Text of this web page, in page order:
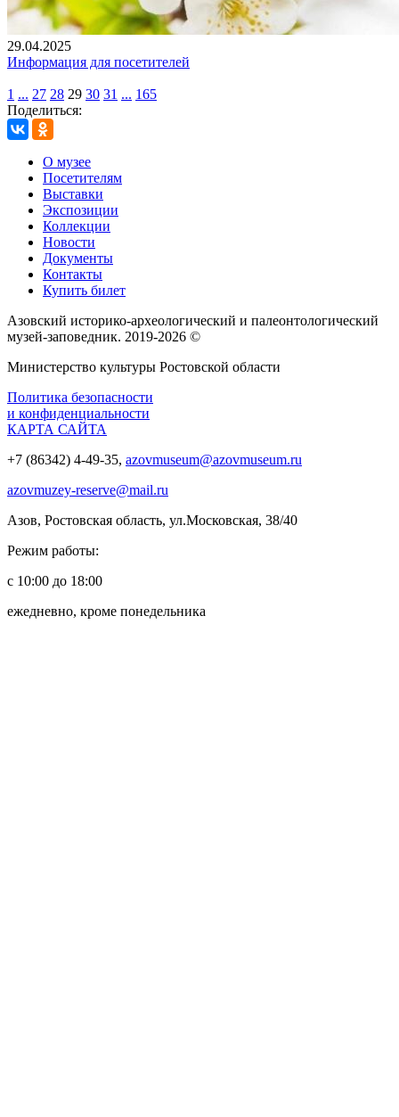
29.04.2025
Информация для посетителей
1 ... 27 28 29 30 31 ... 165
Поделиться:
О музее
Посетителям
Выставки
Экспозиции
Коллекции
Новости
Документы
Контакты
Купить билет
Азовский историко‑археологический и палеонтологический
музей‑заповедник. 2019-2026 ©
Министерство культуры Ростовской области
Политика безопасности
и конфиденциальности
КАРТА САЙТА
+7 (86342) 4-49-35, azovmuseum@azovmuseum.ru
azovmuzey-reserve@mail.ru
Азов, Ростовская область, ул.Московская, 38/40
Режим работы:
с 10:00 до 18:00
ежедневно, кроме понедельника